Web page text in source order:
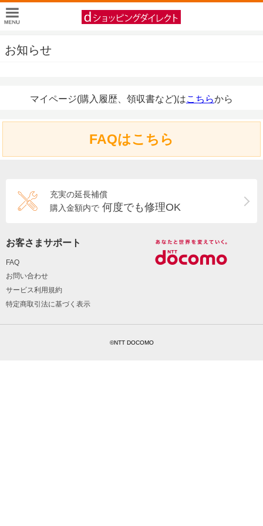
お知らせ
マイページ(購入履歴、領収書など)はこちらから
FAQはこちら
充実の延長補償
購入金額内で 何度でも修理OK
お客さまサポート
FAQ
お問い合わせ
サービス利用規約
特定商取引法に基づく表示
©NTT DOCOMO